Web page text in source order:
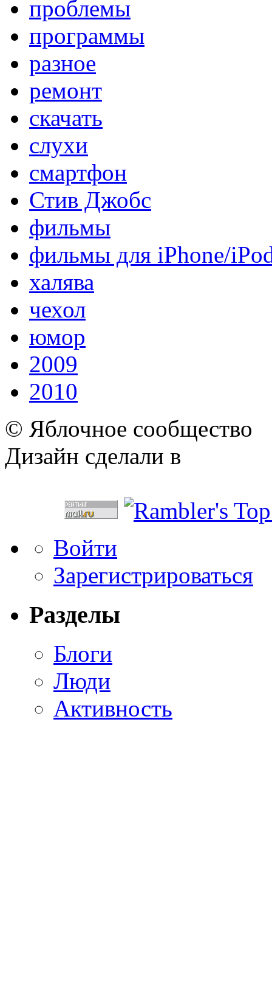
проблемы
программы
разное
ремонт
скачать
слухи
смартфон
Стив Джобс
фильмы
фильмы для iPhone/
халява
чехол
юмор
2009
2010
© Яблочное сообщество
Дизайн сделали в
Войти
Зарегистрироваться
Разделы
Блоги
Люди
Активность